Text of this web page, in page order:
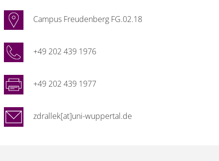
Campus Freudenberg FG.02.18
+49 202 439 1976
+49 202 439 1977
zdrallek[at]uni-wuppertal.de